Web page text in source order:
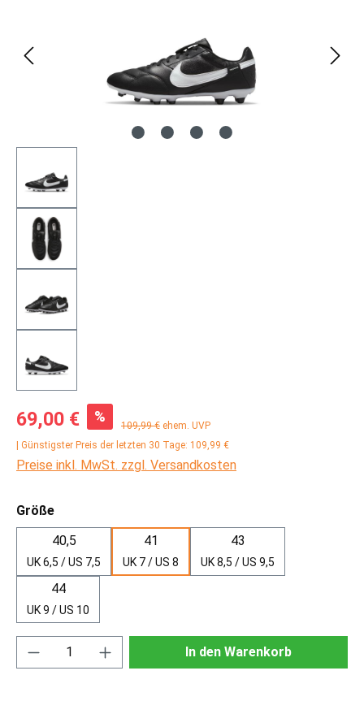
Verkaufspreis:
69,00 € % Regulärer Preis:
109,99 € ehem. UVP
| Günstigster Preis der letzten 30 Tage: 109,99 €
Preise inkl. MwSt. zzgl. Versandkosten
Größeauswählen
40,5
UK 6,5 / US 7,5
41
UK 7 / US 8
43
UK 8,5 / US 9,5
44
UK 9 / US 10
Produkt Anzahl: Gib den gewünschten
In den Warenkorb